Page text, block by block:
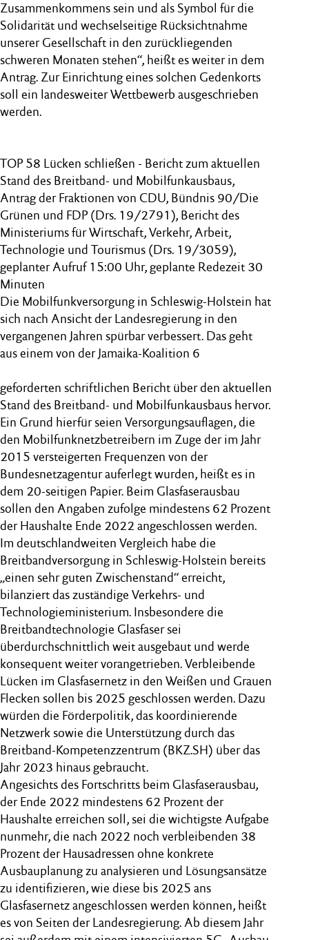
Zusammenkommens sein und als Symbol für die
Solidarität und wechselseitige Rücksichtnahme
unserer Gesellschaft in den zurückliegenden
schweren Monaten stehen“, heißt es weiter in dem
Antrag. Zur Einrichtung eines solchen Gedenkorts
soll ein landesweiter Wettbewerb ausgeschrieben
werden.
TOP 58 Lücken schließen - Bericht zum aktuellen
Stand des Breitband- und Mobilfunkausbaus,
Antrag der Fraktionen von CDU, Bündnis 90/Die
Grünen und FDP (Drs. 19/2791), Bericht des
Ministeriums für Wirtschaft, Verkehr, Arbeit,
Technologie und Tourismus (Drs. 19/3059),
geplanter Aufruf 15:00 Uhr, geplante Redezeit 30
Minuten
Die Mobilfunkversorgung in Schleswig-Holstein hat
sich nach Ansicht der Landesregierung in den
vergangenen Jahren spürbar verbessert. Das geht
aus einem von der Jamaika-Koalition 6
geforderten schriftlichen Bericht über den aktuellen
Stand des Breitband- und Mobilfunkausbaus hervor.
Ein Grund hierfür seien Versorgungsauflagen, die
den Mobilfunknetzbetreibern im Zuge der im Jahr
2015 versteigerten Frequenzen von der
Bundesnetzagentur auferlegt wurden, heißt es in
dem 20-seitigen Papier. Beim Glasfaserausbau
sollen den Angaben zufolge mindestens 62 Prozent
der Haushalte Ende 2022 angeschlossen werden.
Im deutschlandweiten Vergleich habe die
Breitbandversorgung in Schleswig-Holstein bereits
„einen sehr guten Zwischenstand“ erreicht,
bilanziert das zuständige Verkehrs- und
Technologieministerium. Insbesondere die
Breitbandtechnologie Glasfaser sei
überdurchschnittlich weit ausgebaut und werde
konsequent weiter vorangetrieben. Verbleibende
Lücken im Glasfasernetz in den Weißen und Grauen
Flecken sollen bis 2025 geschlossen werden. Dazu
würden die Förderpolitik, das koordinierende
Netzwerk sowie die Unterstützung durch das
Breitband-Kompetenzzentrum (BKZ.SH) über das
Jahr 2023 hinaus gebraucht.
Angesichts des Fortschritts beim Glasfaserausbau,
der Ende 2022 mindestens 62 Prozent der
Haushalte erreichen soll, sei die wichtigste Aufgabe
nunmehr, die nach 2022 noch verbleibenden 38
Prozent der Hausadressen ohne konkrete
Ausbauplanung zu analysieren und Lösungsansätze
zu identifizieren, wie diese bis 2025 ans
Glasfasernetz angeschlossen werden können, heißt
es von Seiten der Landesregierung. Ab diesem Jahr